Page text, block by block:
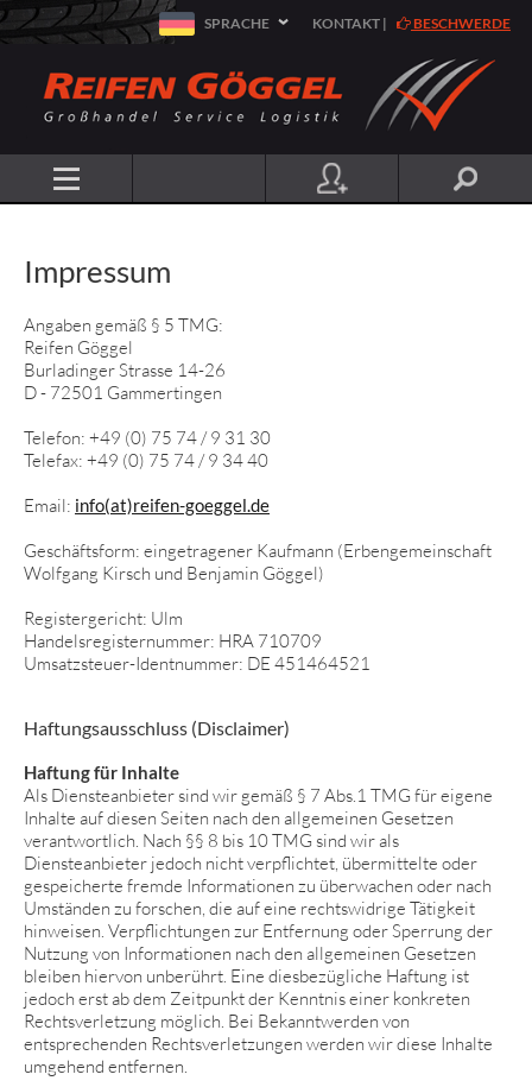
KONTAKT | BESCHWERDE
SPRACHE
Impressum
Angaben gemäß § 5 TMG:
Reifen Göggel
Burladinger Strasse 14-26
D - 72501 Gammertingen
Telefon: +49 (0) 75 74 / 9 31 30
Telefax: +49 (0) 75 74 / 9 34 40
Email: info(at)reifen-goeggel.de
Geschäftsform: eingetragener Kaufmann (Erbengemeinschaft
Wolfgang Kirsch und Benjamin Göggel)
Registergericht: Ulm
Handelsregisternummer: HRA 710709
Umsatzsteuer-Identnummer: DE 451464521
Haftungsausschluss (Disclaimer)
Haftung für Inhalte
Als Diensteanbieter sind wir gemäß § 7 Abs.1 TMG für eigene
Inhalte auf diesen Seiten nach den allgemeinen Gesetzen
verantwortlich. Nach §§ 8 bis 10 TMG sind wir als
Diensteanbieter jedoch nicht verpflichtet, übermittelte oder
gespeicherte fremde Informationen zu überwachen oder nach
Umständen zu forschen, die auf eine rechtswidrige Tätigkeit
hinweisen. Verpflichtungen zur Entfernung oder Sperrung der
Nutzung von Informationen nach den allgemeinen Gesetzen
bleiben hiervon unberührt. Eine diesbezügliche Haftung ist
jedoch erst ab dem Zeitpunkt der Kenntnis einer konkreten
Rechtsverletzung möglich. Bei Bekanntwerden von
entsprechenden Rechtsverletzungen werden wir diese Inhalte
umgehend entfernen.